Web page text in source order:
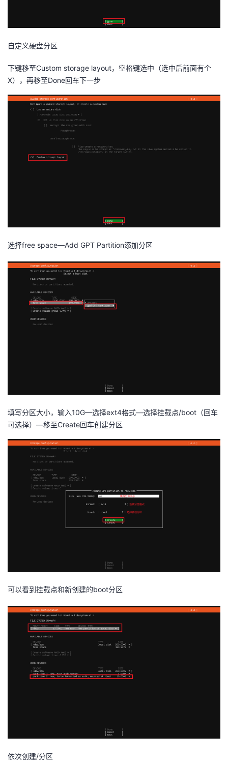
自定义硬盘分区
下键移至Custom storage layout，空格键选中（选中后前面有个
X），再移至Done回车下一步
选择free space—Add GPT Partition添加分区
填写分区大小，输入10G—选择ext4格式—选择挂载点/boot（回车
可选择）—移至Create回车创建分区
可以看到挂载点和新创建的boot分区
依次创建/分区